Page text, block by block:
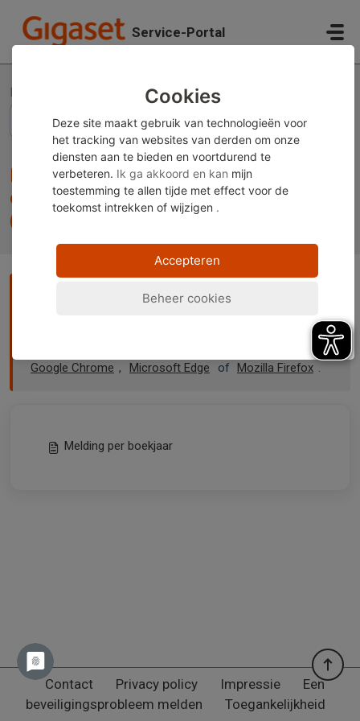
Service-Portal
Meldingen inzake de vernietiging van
onverkochte consumentenproducten –
(EU) 2026/2
Deze inhoud is momenteel alleen beschikbaar
van uw browser gebruiken om deze pagina in uw gewenste
Google Chrome , Microsoft Edge of Mozilla Firefox .
Melding per boekjaar
Contact Privacy policy Impressie
Een
beveiligingsprobleem melden
Toegankelijkheid
Cookies
Deze site maakt gebruik van technologieën voor
het tracking van websites van derden om onze
diensten aan te bieden en voortdurend te
verbeteren. Ik ga akkoord en kan mijn
toestemming te allen tijde met effect voor de
toekomst intrekken of wijzigen .
Accepteren
Beheer cookies